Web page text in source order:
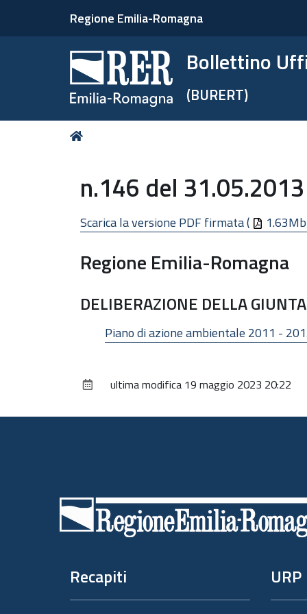
Regione Emilia-Romagna
Bollettino
(BURERT)
Tu
n.146 del
Scarica la versione PDF firmata (
Regione Emilia-Romagna
DELIBERAZIONE DELLA
Piano di azione ambientale 2011 -
ultima modifica 19 maggio 2023 20:22
Recapiti URP